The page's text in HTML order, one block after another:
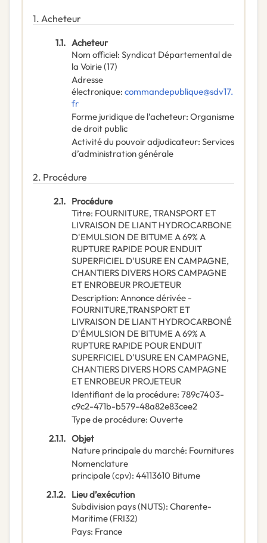
1. Acheteur
1.1. Acheteur
Nom officiel: Syndicat Départemental de
la Voirie (17)
Adresse
électronique: commandepublique@sdv17.
fr
Forme juridique de l’acheteur: Organisme
de droit public
Activité du pouvoir adjudicateur: Services
d’administration générale
2. Procédure
2.1. Procédure
Titre: FOURNITURE, TRANSPORT ET
LIVRAISON DE LIANT HYDROCARBONE
D'EMULSION DE BITUME A 69% A
RUPTURE RAPIDE POUR ENDUIT
SUPERFICIEL D'USURE EN CAMPAGNE,
CHANTIERS DIVERS HORS CAMPAGNE
ET ENROBEUR PROJETEUR
Description: Annonce dérivée -
FOURNITURE,TRANSPORT ET
LIVRAISON DE LIANT HYDROCARBONÉ
D'ÉMULSION DE BITUME A 69% A
RUPTURE RAPIDE POUR ENDUIT
SUPERFICIEL D'USURE EN CAMPAGNE,
CHANTIERS DIVERS HORS CAMPAGNE
ET ENROBEUR PROJETEUR
Identifiant de la procédure: 789c7403-
c9c2-471b-b579-48a82e83cee2
Type de procédure: Ouverte
2.1.1. Objet
Nature principale du marché: Fournitures
Nomenclature
principale(cpv): 44113610 Bitume
2.1.2. Lieu d’exécution
Subdivision pays (NUTS): Charente-
Maritime(FRI32)
Pays: France